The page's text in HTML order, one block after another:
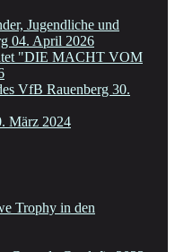
Jugendliche und
04. April 2026
"DIE MACHT VOM
VfB Rauenberg 30.
März 2024
Trophy in den